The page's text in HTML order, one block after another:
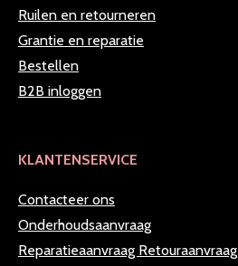
Ruilen en retourneren
Grantie en reparatie
Bestellen
B2B inloggen
KLANTENSERVICE
Contacteer ons
Onderhoudsaanvraag
Reparatieaanvraag Retouraanvraag